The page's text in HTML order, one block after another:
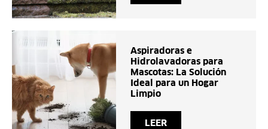
Aspiradoras e
Hidrolavadoras para
Mascotas: La Solución
Ideal para un Hogar
Limpio
LEER